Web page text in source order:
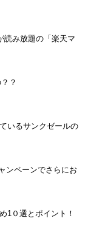
読み放題の「楽天マ
？
いるサンクゼールの
ンペーンでさらにお
1０選とポイント！